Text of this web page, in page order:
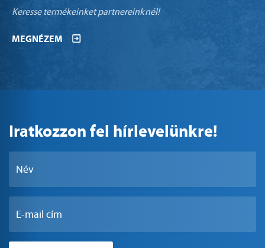
Keresse termékeinket partnereinknél!
MEGNÉZEM
Iratkozzon fel hírlevelünkre!